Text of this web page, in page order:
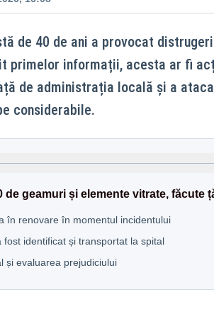
de 40 de ani a provocat
primelor informații, acesta ar fi
de administrația locală și a
considerabile.
de geamuri și elemente vitrate, făcute
în renovare în momentul incidentului
fost identificat și transportat la spital
și evaluarea prejudiciului